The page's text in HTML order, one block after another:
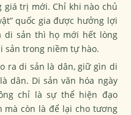
trị mới. Chỉ khi nào chủ
quốc gia được hưởng lợi
di sản thì họ mới hết lòng
sản trong niềm tự hào.
ra di sản là dân, giữ gìn di
dân. Di sản văn hóa ngày
chỉ là sự thể hiện đạo
mà còn là để lại cho tương